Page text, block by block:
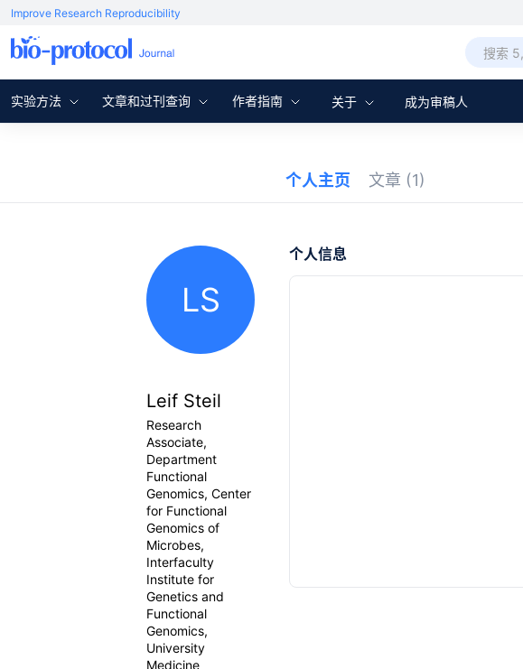
Improve Research Reproducibility
实验方法 文章和过刊查询 作者指南 关于 成为审稿人
个人主页 文章 (1)
LS
Leif Steil
Research
Associate,
Department
Functional
Genomics, Center
for Functional
Genomics of
Microbes,
Interfaculty
Institute for
Genetics and
Functional
Genomics,
University
Medicine
个人信息